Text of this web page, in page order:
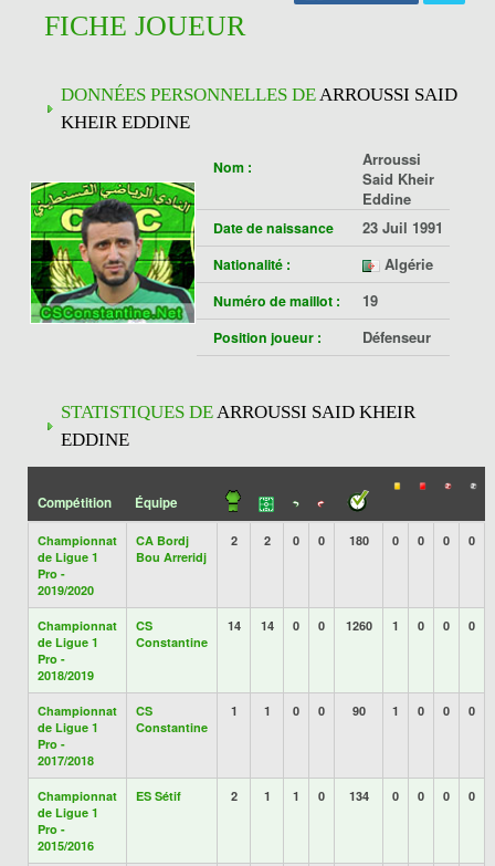
FICHE JOUEUR
DONNÉES PERSONNELLES DEARROUSSI SAID
KHEIR EDDINE
Nom :
Arroussi
Said Kheir
Eddine
Date de naissance 23 Juil 1991
Nationalité : Algérie
Numéro de maillot : 19
Position joueur : Défenseur
STATISTIQUES DEARROUSSI SAID KHEIR
EDDINE
Compétition Équipe
Championnat
de Ligue 1
Pro -
2019/2020
CA Bordj
Bou Arreridj
2 2 0 0 180 0 0 0 0
Championnat
de Ligue 1
Pro -
2018/2019
CS
Constantine
14 14 0 0 1260 1 0 0 0
Championnat
de Ligue 1
Pro -
2017/2018
CS
Constantine
1 1 0 0 90 1 0 0 0
Championnat
de Ligue 1
Pro -
2015/2016
ES Sétif 2 1 1 0 134 0 0 0 0